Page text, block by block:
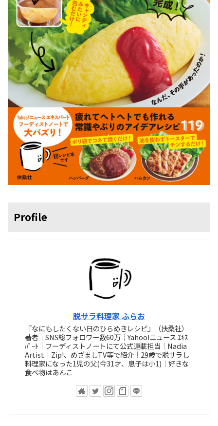
Profile
脱サラ料理家 ふらお
『なにもしたくない日のひらめきレシピ』（扶桑社）
著者┊SNS総フォロワー数60万┊Yahoo!ニュース ｴｷｽ
ﾊﾟｰﾄ┊フーディストノートにて公式連載担当┊Nadia
Artist┊Zip!、めざましTV等で紹介┊29歳で脱サラし
料理家になった1児の父(今31才、息子は小1)┊好きな
食べ物はあんこ